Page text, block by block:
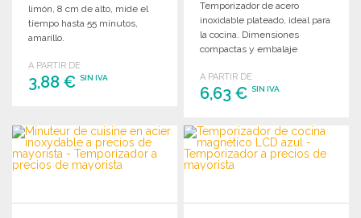
limón, 8 cm de alto, mide el
tiempo hasta 55 minutos,
amarillo.
A PARTIR DE
3,88 € SIN IVA
Solicitar un presupuesto
Temporizador de acero
inoxidable plateado, ideal para
la cocina. Dimensiones
compactas y embalaje
práctico.
A PARTIR DE
6,63 €SIN IVA
PEDIR
Solicitar un presupuesto